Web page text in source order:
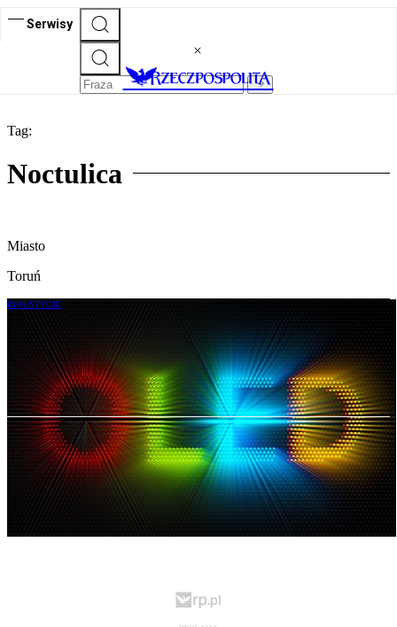
Serwisy
Tag:
Noctulica
Miasto
Toruń
INWESTYCJE
Noctiluca, czyli jak polski startup podbija
świat